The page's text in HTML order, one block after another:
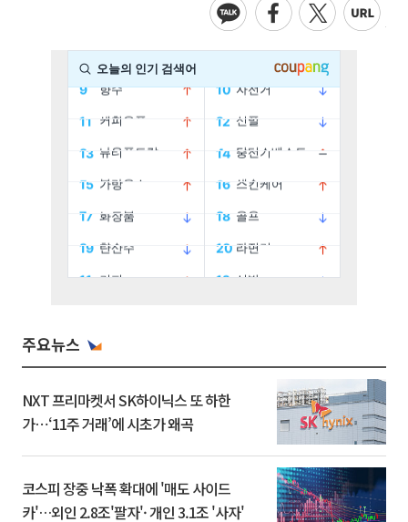
주요뉴스
NXT 프리마켓서 SK하이닉스 또 하한
가⋯‘11주 거래’에 시초가 왜곡
코스피 장중 낙폭 확대에 '매도 사이드
카'…외인 2.8조'팔자'· 개인 3.1조 '사자'